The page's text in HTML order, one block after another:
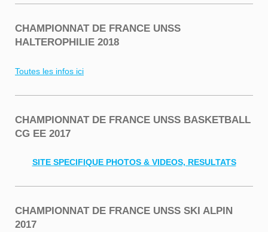
CHAMPIONNAT DE FRANCE UNSS
HALTEROPHILIE 2018
Toutes les infos ici
CHAMPIONNAT DE FRANCE UNSS BASKETBALL
CG EE 2017
SITE SPECIFIQUE PHOTOS & VIDEOS, RESULTATS
CHAMPIONNAT DE FRANCE UNSS SKI ALPIN
2017